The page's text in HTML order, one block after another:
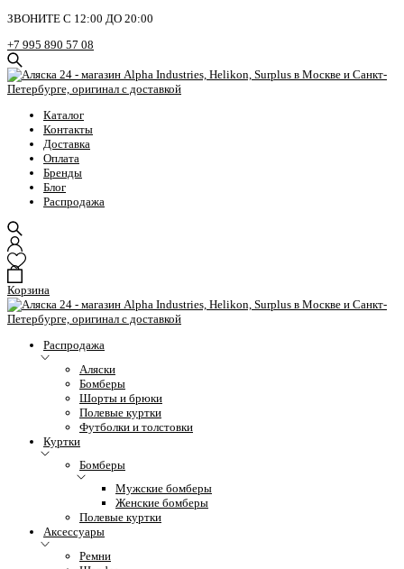
ЗВОНИТЕ С 12:00 ДО 20:00
+7 995 890 57 08
Каталог
Контакты
Доставка
Оплата
Бренды
Блог
Распродажа
Корзина
Распродажа
Аляски
Бомберы
Шорты и брюки
Полевые куртки
Футболки и толстовки
Куртки
Бомберы
Мужские бомберы
Женские бомберы
Полевые куртки
Аксессуары
Ремни